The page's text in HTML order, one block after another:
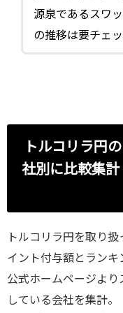
源泉であるスワ
の推移は要チェ
トルコリラ円
社別に比較集
トルコリラ円を取り
イント付与額とラン
公式ホームページよ
している会社を集計。